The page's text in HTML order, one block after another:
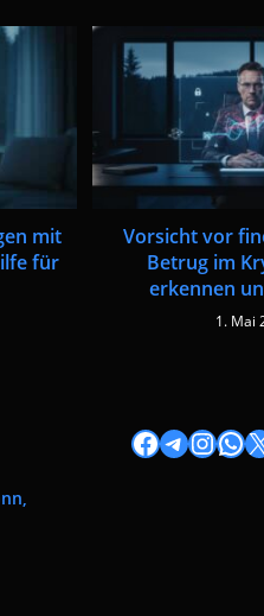
mit
für
Vorsicht vor
Betrug im
erkennen
1. Mai
Facebook
Telegram X